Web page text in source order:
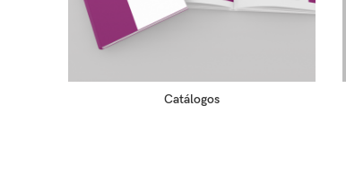
READ MORE
Catálogos